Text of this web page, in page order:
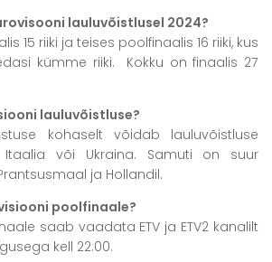
lauluvõistlusel 2024?
15 riiki ja teises poolfinaalis 16 riiki, kus
kümme riiki. Kokku on finaalis 27
lauluvõistluse?
kohaselt võidab lauluvõistluse
Itaalia või Ukraina. Samuti on suur
ja Hollandil.
poolfinaale?
saab vaadata ETV ja ETV2 kanalilt
kell 22:00.